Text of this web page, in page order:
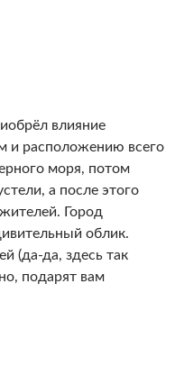
влияние
и расположению всего
моря, потом
а после этого
Город
облик.
(да-да, здесь так
подарят вам